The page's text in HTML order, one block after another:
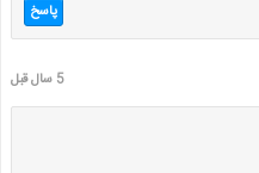
پاسخ
5 سال قبل